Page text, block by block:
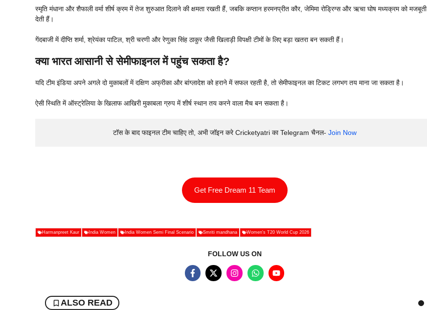
स्मृति मंधाना और शैफाली वर्मा शीर्ष क्रम में तेज शुरुआत दिलाने की क्षमता रखती हैं, जबकि कप्तान हरमनप्रीत कौर, जेमिमा रोड्रिग्स और ऋचा घोष मध्यक्रम को मजबूती
देती हैं।
गेंदबाजी में दीप्ति शर्मा, श्रेयंका पाटिल, श्री चरणी और रेणुका सिंह ठाकुर जैसी खिलाड़ी विपक्षी टीमों के लिए बड़ा खतरा बन सकती हैं।
क्या भारत आसानी से सेमीफाइनल में पहुंच सकता है?
यदि टीम इंडिया अपने अगले दो मुकाबलों में दक्षिण अफ्रीका और बांग्लादेश को हराने में सफल रहती है, तो सेमीफाइनल का टिकट लगभग तय माना जा सकता है।
ऐसी स्थिति में ऑस्ट्रेलिया के खिलाफ आखिरी मुकाबला ग्रुप में शीर्ष स्थान तय करने वाला मैच बन सकता है।
टॉस के बाद फाइनल टीम चाहिए तो, अभी जॉइन करे Cricketyatri का Telegram चैनल- Join Now
Get Free Dream 11 Team
Harmanpreet Kaur India Women India Women Semi Final Scenario Smriti mandhana Women's T20 World Cup 2026
FOLLOW US ON
ALSO READ